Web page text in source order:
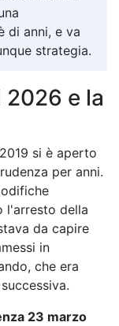
di anni, e va
strategia.
2026 e la
si è aperto
per anni.
l'arresto della
da capire
in
che era
23 marzo